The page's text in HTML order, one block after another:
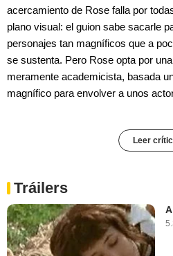
acercamiento de Rose falla por
plano visual: el guion sabe sacarle
personajes tan magníficos que a
se sustenta. Pero Rose opta por
meramente academicista, basada
magnífico para envolver a unos
Leer
Tráilers